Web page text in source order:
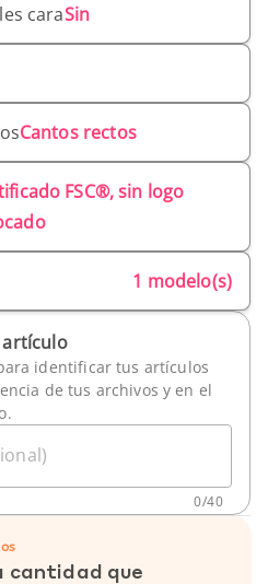
caraSin
Cantos rectos
FSC®, sin logo
1 modelo(s)
artículo
identificar tus artículos
de tus archivos y en el
0/40
cantidad que